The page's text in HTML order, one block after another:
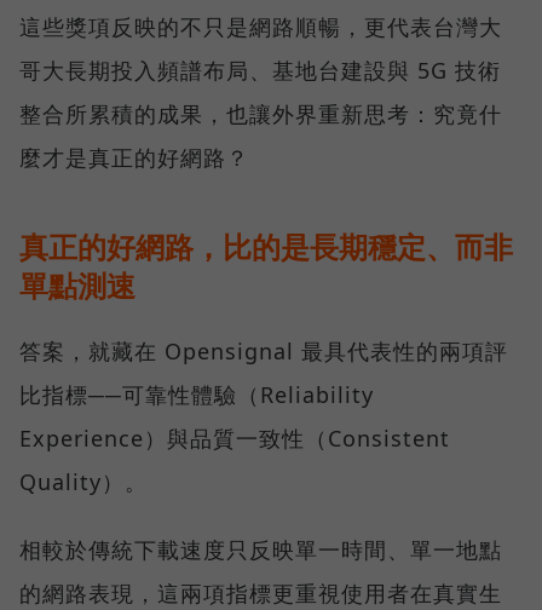
這些獎項反映的不只是網路順暢，更代表台灣大
哥大長期投入頻譜布局、基地台建設與 5G 技術
整合所累積的成果，也讓外界重新思考：究竟什
麼才是真正的好網路？
真正的好網路，比的是長期穩定、而非
單點測速
答案，就藏在 Opensignal 最具代表性的兩項評
比指標──可靠性體驗（Reliability
Experience）與品質一致性（Consistent
Quality）。
相較於傳統下載速度只反映單一時間、單一地點
的網路表現，這兩項指標更重視使用者在真實生